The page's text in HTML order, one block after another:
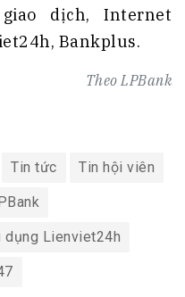
dịch, Internet
Bankplus.
TheoLPBank
Tin tức Tin hội viên
dụng Lienviet24h